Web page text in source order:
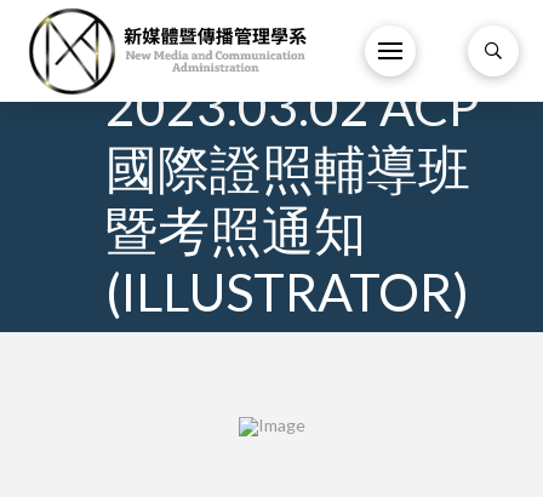
8 /
3 月 /
2023.03.02 ACP
國際證照輔導班
暨考照通知
(ILLUSTRATOR)